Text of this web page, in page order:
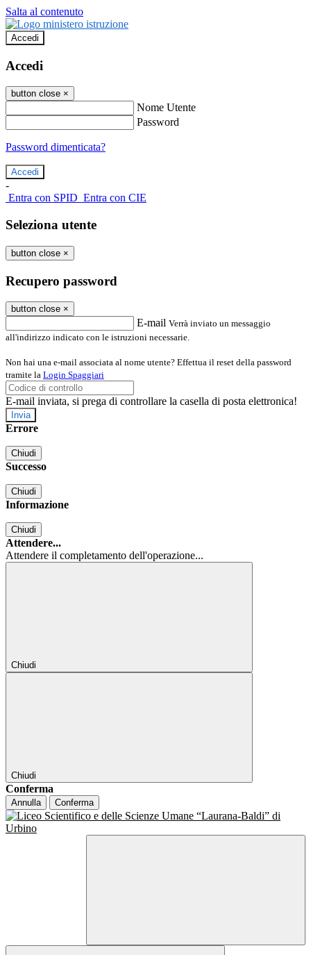
Salta al contenuto
Accedi
Accedi
button close ×
Nome Utente
Password
Password dimenticata?
-
Entra con SPID Entra con CIE
Seleziona utente
button close ×
Recupero password
button close ×
E-mail Verrà inviato un messaggio
all'indirizzo indicato con le istruzioni necessarie.
Non hai una e-mail associata al nome utente? Effettua il reset della password
tramite la Login Spaggiari
E-mail inviata, si prega di controllare la casella di posta elettronica!
Errore
Chiudi
Successo
Chiudi
Informazione
Chiudi
Attendere...
Attendere il completamento dell'operazione...
Chiudi
Chiudi
Conferma
Annulla Conferma